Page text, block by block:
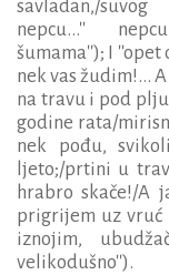
savladan,/
nepcu...''
šumama''); I ''opet
nek vas žudim!...
na travu i pod
godine rata/
nek pođu,
ljeto;/prtini u
hrabro skače!/A
prigrijem uz vruć
iznojim,
velikodušno'').